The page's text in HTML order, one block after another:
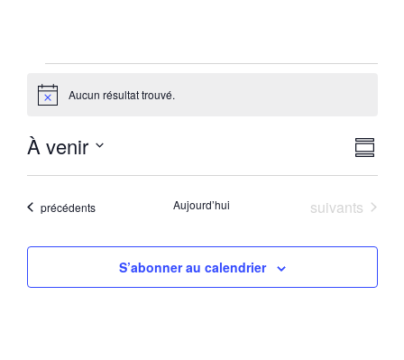
Notice Aucun résultat trouvé.
par
de
Résumé
À venir
la
Évènements
précédents Aujourd’hui Évènements
suivants
S’abonner au calendrier